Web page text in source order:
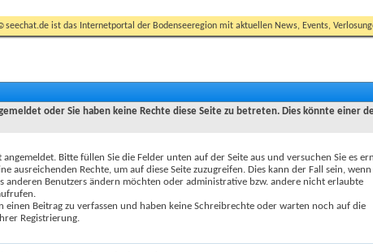
ist das Internetportal der Bodenseeregion mit aktuellen News, Events,
oder Sie haben keine Rechte diese Seite zu betreten. Dies könnte einer
angemeldet. Bitte füllen Sie die Felder unten auf der Seite aus und versuchen Sie es
ausreichenden Rechte, um auf diese Seite zuzugreifen. Dies kann der Fall sein, wenn
anderen Benutzers ändern möchten oder administrative bzw. andere nicht erlaubte
einen Beitrag zu verfassen und haben keine Schreibrechte oder warten noch auf die
Registrierung.